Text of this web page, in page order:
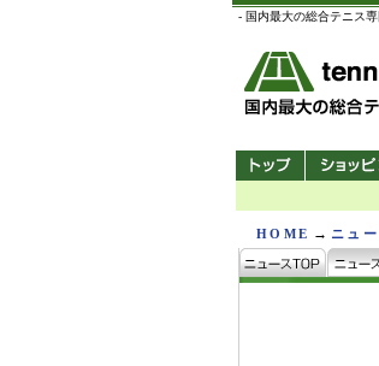
- 国内最大の総合テニス
HOME → ニュ